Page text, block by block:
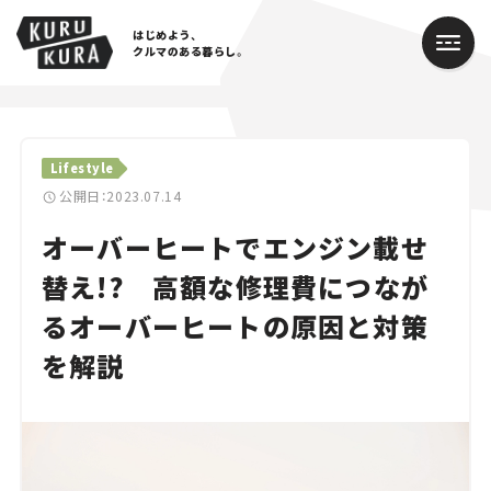
はじめよう、
クルマのある暮らし。
Lifestyle
公開日：2023.07.14
オーバーヒートでエンジン載せ
替え!? 高額な修理費につなが
るオーバーヒートの原因と対策
を解説
Cars
Lifestyle
Traffic
Special